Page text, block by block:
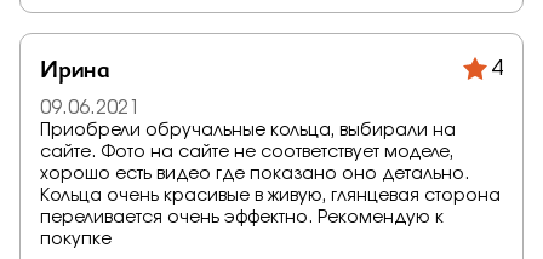
Ирина 4
09.06.2021
Приобрели обручальные кольца, выбирали на
сайте. Фото на сайте не соответствует моделе,
хорошо есть видео где показано оно детально.
Кольца очень красивые в живую, глянцевая сторона
переливается очень эффектно. Рекомендую к
покупке